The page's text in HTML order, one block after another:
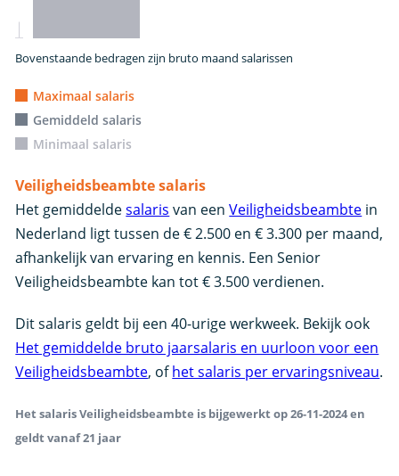
Bovenstaande bedragen zijn bruto maand salarissen
Maximaal salaris
Gemiddeld salaris
Minimaal salaris
Veiligheidsbeambte salaris
Het gemiddeldesalaris van eenVeiligheidsbeambte in
Nederland ligt tussen de € 2.500 en € 3.300 per maand,
afhankelijk van ervaring en kennis. Een Senior
Veiligheidsbeambte kan tot € 3.500 verdienen.
Dit salaris geldt bij een 40-urige werkweek. Bekijk ook
Het gemiddelde bruto jaarsalaris en uurloon voor een
Veiligheidsbeambte, ofhet salaris per ervaringsniveau.
Het salaris Veiligheidsbeambte is bijgewerkt op 26-11-2024 en
geldt vanaf 21 jaar